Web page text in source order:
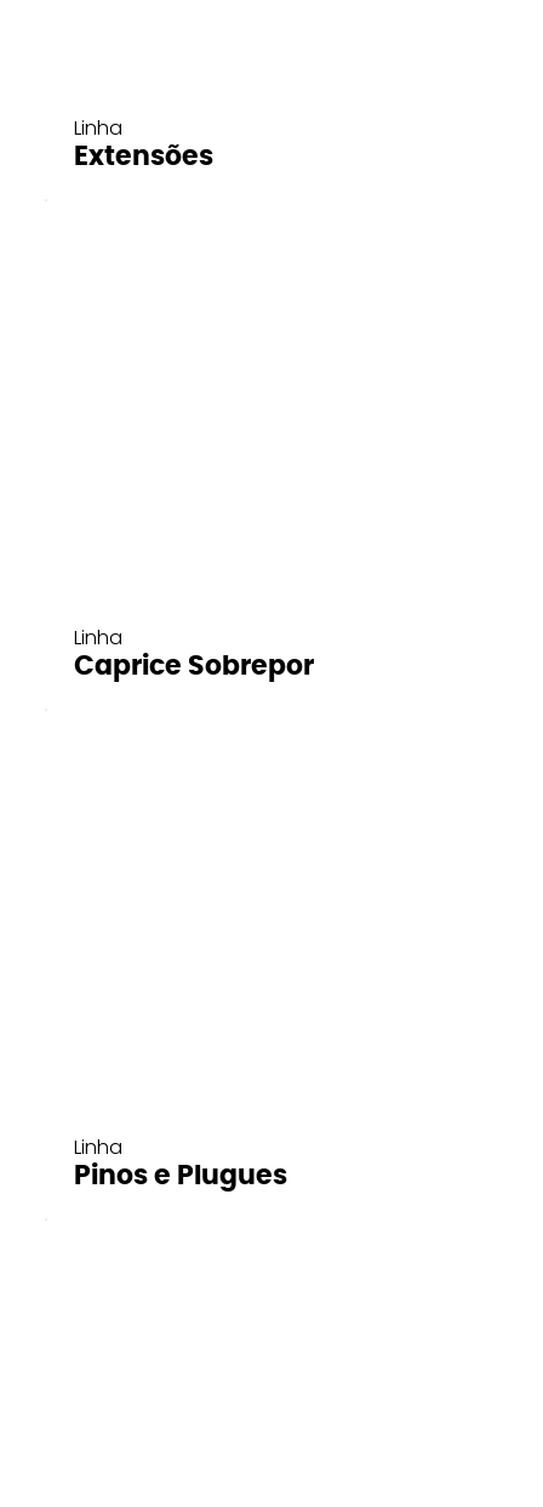
Linha
Extensões
Linha
Caprice Sobrepor
Linha
Pinos e Plugues